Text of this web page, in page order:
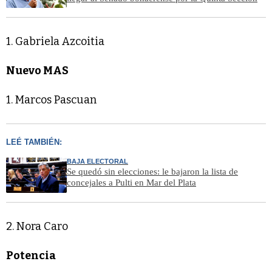
1. Gabriela Azcoitia
Nuevo MAS
1. Marcos Pascuan
LEÉ TAMBIÉN:
BAJA ELECTORAL
Se quedó sin elecciones: le bajaron la lista de
concejales a Pulti en Mar del Plata
2. Nora Caro
Potencia